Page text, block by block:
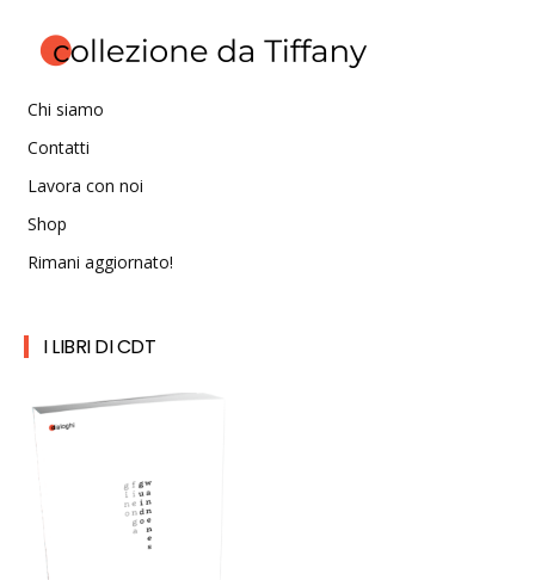
Chi siamo
Contatti
Lavora con noi
Shop
Rimani aggiornato!
I LIBRI DI CDT